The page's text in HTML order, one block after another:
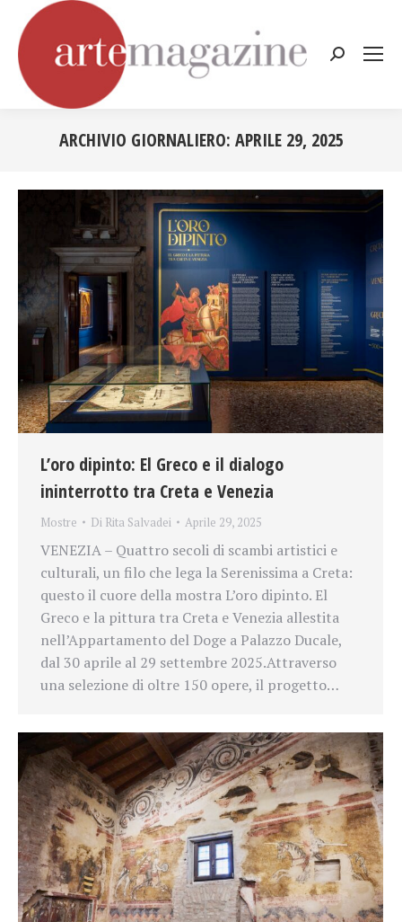
Cerca:
ARCHIVIO GIORNALIERO: APRILE 29, 2025
L’oro dipinto: El Greco e il dialogo
ininterrotto tra Creta e Venezia
Mostre Di Rita Salvadei Aprile 29, 2025
VENEZIA – Quattro secoli di scambi artistici e
culturali, un filo che lega la Serenissima a Creta:
questo il cuore della mostra L’oro dipinto. El
Greco e la pittura tra Creta e Venezia allestita
nell’Appartamento del Doge a Palazzo Ducale,
dal 30 aprile al 29 settembre 2025.Attraverso
una selezione di oltre 150 opere, il progetto…